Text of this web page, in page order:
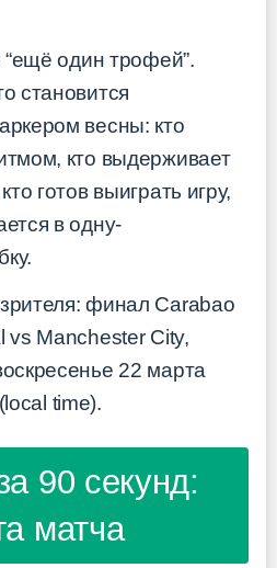
один трофей”.
становится
весны: кто
кто выдерживает
готов выиграть игру,
в одну-
финал Carabao
Manchester City,
22 марта
time).
90 секунд:
матча